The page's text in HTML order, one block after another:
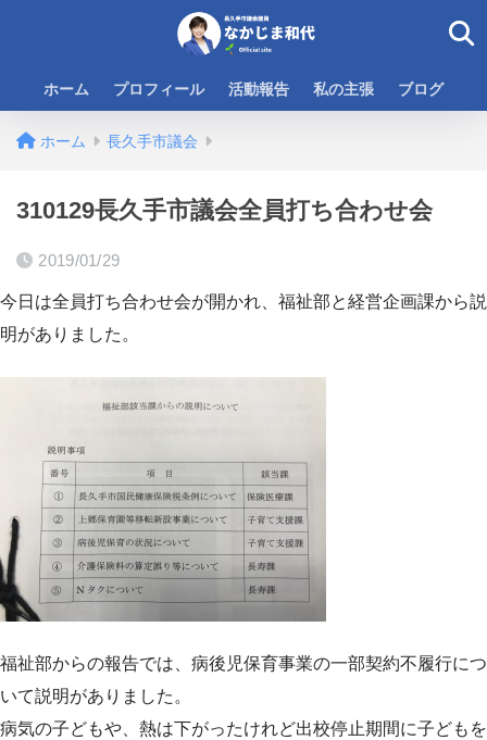
ホーム プロフィール 活動報告 私の主張 ブログ
ホーム 長久手市議会
310129長久手市議会全員打ち合わせ会
2019/01/29
今日は全員打ち合わせ会が開かれ、福祉部と経営企画課から説
明がありました。
福祉部からの報告では、病後児保育事業の一部契約不履行につ
いて説明がありました。
病気の子どもや、熱は下がったけれど出校停止期間に子どもを